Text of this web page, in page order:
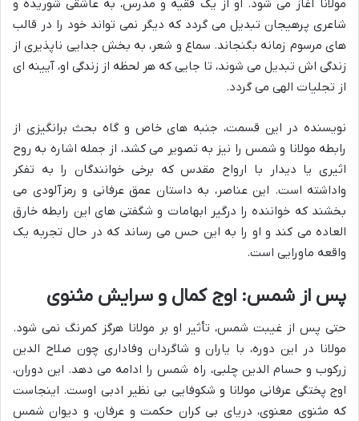
مولانا آغاز می شود. او از یک فقیه و مدرس، به عاشقی شوریده و
شاعری پرهیجان تبدیل می گردد که دیگر نمی تواند خود را در قالب
های مرسوم زمانه بگنجاند. سماع و شعر، به بخش جدایی ناپذیری از
زندگی اش تبدیل می شوند، تا جایی که هر لحظه از زندگی او، آیینه ای
از تجلیات الهی می گردد.
نویسنده در این قسمت، جنبه های خاص و گاه بحث برانگیزی از
رابطه مولانا و شمس را نیز به تصویر می کشد، از جمله اشاره به روح
اثیری یا دیدار با ارواح مقدس که برخی خوانندگان را به تفکر
واداشته است. این عناصر، به داستان عمق عرفانی و رمزآلودی می
بخشند که خواننده را درگیر ابهامات و شگفتی های این رابطه خارق
العاده می کند و او را به این حس می رساند که در حال تجربه یک
واقعه ماورایی است.
پس از شمس: اوج کمال و سرایش مثنوی
حتی پس از غیبت شمس، تأثیر او بر مولانا هرگز کمرنگ نمی شود.
مولانا در این دوره، با یاران و شاگردان وفاداری چون صلاح الدین
زرکوب و حسام الدین چلبی، راه شمس را ادامه می دهد. این دوران،
اوج پختگی عرفانی مولانا و شکوفایی بی نظیر ادبی اوست. اینجاست
که مثنوی معنوی، دریای بی کران حکمت و عرفان، و دیوان شمس